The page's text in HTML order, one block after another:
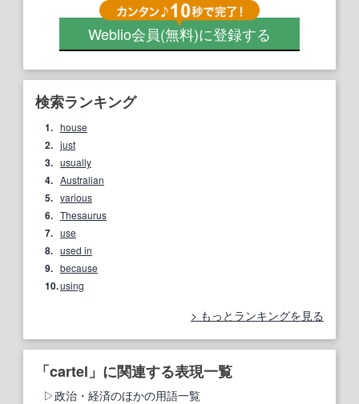
Weblio会員(無料)に登録する
検索ランキング
1. house
2. just
3. usually
4. Australian
5. various
6. Thesaurus
7. use
8. used in
9. because
10.using
もっとランキングを見る
「cartel」に関連する表現一覧
政治・経済のほかの用語一覧